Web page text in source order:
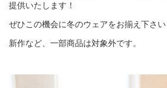
提供いたします！
ぜひこの機会に冬のウェアをお揃え下さい
新作など、一部商品は対象外です。